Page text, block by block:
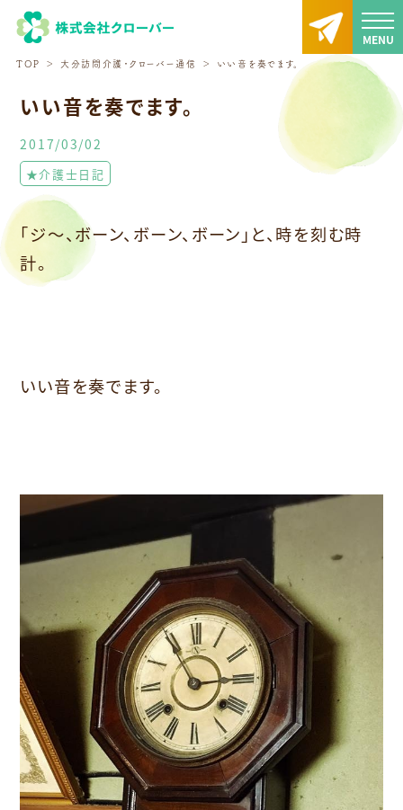
TOP 大分訪問介護・クローバー通信 いい音を奏でます。
いい音を奏でます。
2017/03/02
★介護士日記
「ジ〜、ボーン、ボーン、ボーン」と、時を刻む時
計。
いい音を奏でます。